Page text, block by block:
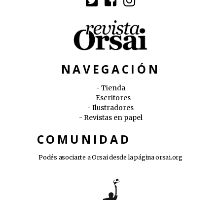
NAVEGACIÓN
Tienda
Escritores
Ilustradores
Revistas en papel
COMUNIDAD
Podés asociarte a Orsai desde la páginaorsai.org